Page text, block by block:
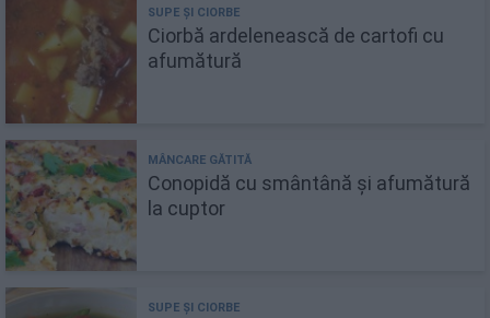
Ciorbă ardelenească de cartofi cu
afumătură
Conopidă cu smântână și afumătură
la cuptor